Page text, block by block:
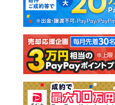
新築一戸建て
注文住宅
売却査定